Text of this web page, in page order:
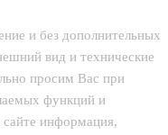
и без дополнительных
вид и технические
просим Вас при
функций и
сайте информация,